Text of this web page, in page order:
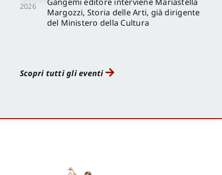
2026
Gangemi editore interviene Mariastella
Margozzi, Storia delle Arti, già dirigente
del Ministero della Cultura
Scopri tutti gli eventi